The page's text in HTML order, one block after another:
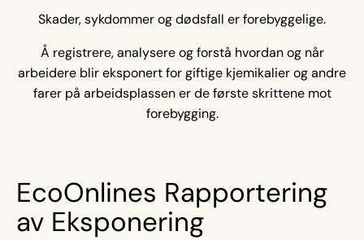
Skader, sykdommer og dødsfall er forebyggelige.
Å registrere, analysere og forstå hvordan og når
arbeidere blir eksponert for giftige kjemikalier og andre
farer på arbeidsplassen er de første skrittene mot
forebygging.
EcoOnlines Rapportering
av Eksponering